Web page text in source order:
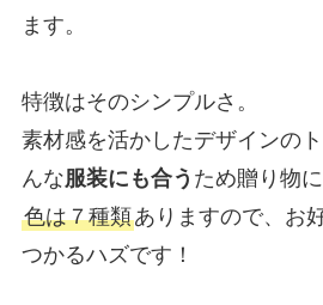
ます。
特徴はそのシンプルさ。
素材感を活かしたデザインの
んな服装にも合う ため贈り物
色は７種類ありますので、お
つかるハズです！